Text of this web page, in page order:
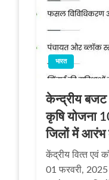
भारत
केन्द्रीय
कृषि योजना
जिलों में आरंभ
केंद्रीय वित्‍त एवं
01 फरवरी,